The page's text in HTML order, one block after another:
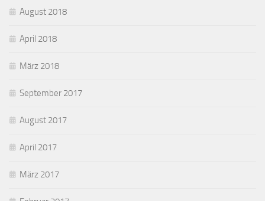
August 2018
April 2018
März 2018
September 2017
August 2017
April 2017
März 2017